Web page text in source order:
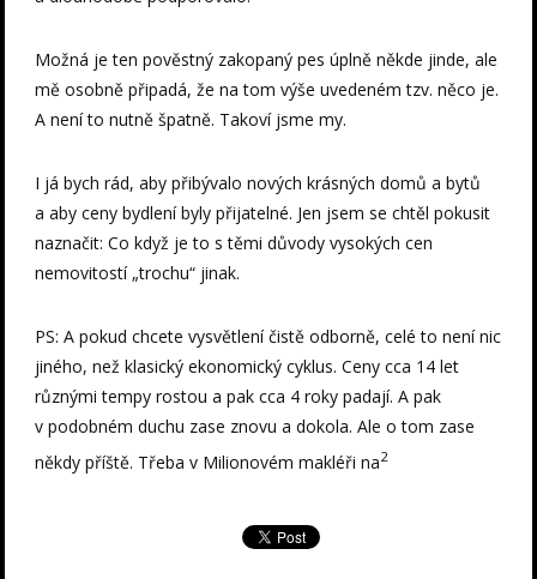
Možná je ten pověstný zakopaný pes úplně někde jinde, ale
mě osobně připadá, že na tom výše uvedeném tzv. něco je.
A není to nutně špatně. Takoví jsme my.
I já bych rád, aby přibývalo nových krásných domů a bytů
a aby ceny bydlení byly přijatelné. Jen jsem se chtěl pokusit
naznačit: Co když je to s těmi důvody vysokých cen
nemovitostí „trochu“ jinak.
PS: A pokud chcete vysvětlení čistě odborně, celé to není nic
jiného, než klasický ekonomický cyklus. Ceny cca 14 let
různými tempy rostou a pak cca 4 roky padají. A pak
v podobném duchu zase znovu a dokola. Ale o tom zase
někdy příště. Třeba v Milionovém makléři na2